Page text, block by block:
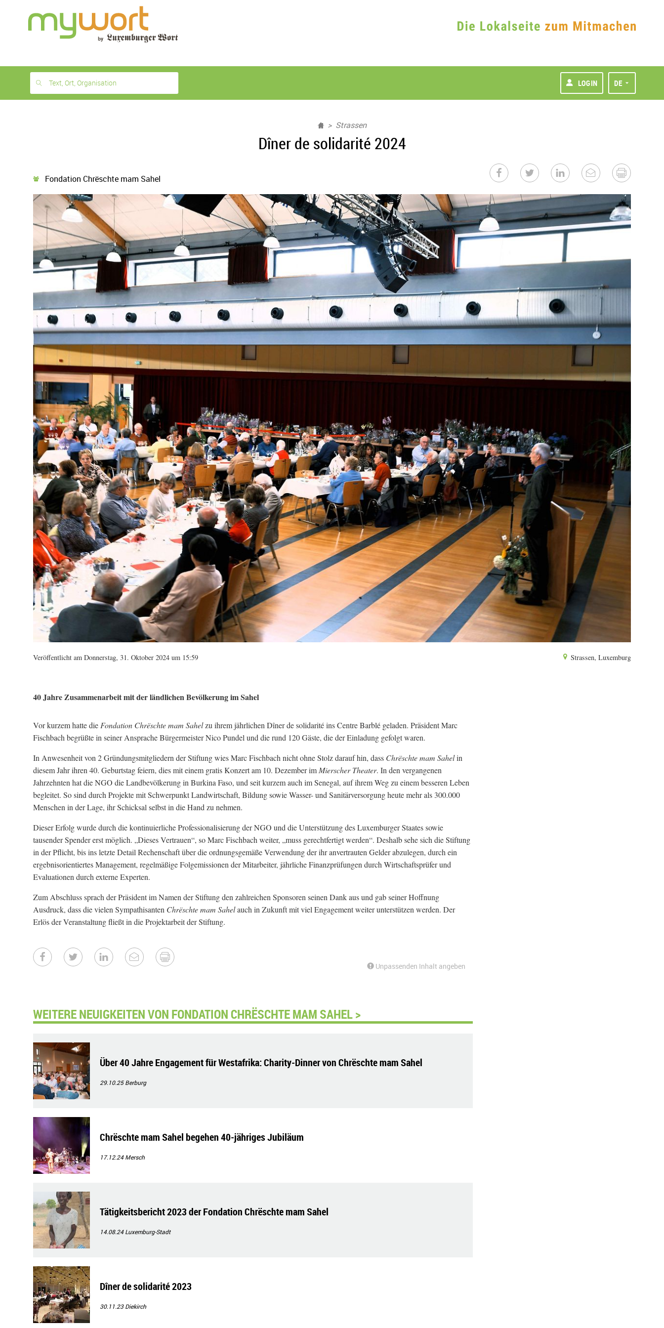
month
free
Text, Ort, Organisation LOGIN DE
Strassen
Dîner de solidarité 2024
Fondation Chrëschte mam Sahel
Veröffentlicht am Donnerstag, 31. Oktober 2024 um 15:59 Strassen, Luxemburg
40 Jahre Zusammenarbeit mit der ländlichen Bevölkerung im Sahel
Vor kurzem hatte die Fondation Chrëschte mam Sahelzu ihrem jährlichen Dîner de solidarité ins Centre Barblé geladen. Präsident Marc
Fischbach begrüßte in seiner Ansprache Bürgermeister Nico Pundel und die rund 120 Gäste, die der Einladung gefolgt waren.
In Anwesenheit von 2 Gründungsmitgliedern der Stiftung wies Marc Fischbach nicht ohne Stolz darauf hin, dass Chrëschte mam Sahelin
diesem Jahr ihren 40. Geburtstag feiern, dies mit einem gratis Konzert am 10. Dezember im Mierscher Theater. In den vergangenen
Jahrzehnten hat die NGO die Landbevölkerung in Burkina Faso, und seit kurzem auch im Senegal, auf ihrem Weg zu einem besseren Leben
begleitet. So sind durch Projekte mit Schwerpunkt Landwirtschaft, Bildung sowie Wasser- und Sanitärversorgung heute mehr als 300.000
Menschen in der Lage, ihr Schicksal selbst in die Hand zu nehmen.
Dieser Erfolg wurde durch die kontinuierliche Professionalisierung der NGO und die Unterstützung des Luxemburger Staates sowie
tausender Spender erst möglich. „Dieses Vertrauen“, so Marc Fischbach weiter, „muss gerechtfertigt werden“. Deshalb sehe sich die Stiftung
in der Pflicht, bis ins letzte Detail Rechenschaft über die ordnungsgemäße Verwendung der ihr anvertrauten Gelder abzulegen, durch ein
ergebnisorientiertes Management, regelmäßige Folgemissionen der Mitarbeiter, jährliche Finanzprüfungen durch Wirtschaftsprüfer und
Evaluationen durch externe Experten.
Zum Abschluss sprach der Präsident im Namen der Stiftung den zahlreichen Sponsoren seinen Dank aus und gab seiner Hoffnung
Ausdruck, dass die vielen Sympathisanten Chrëschte mam Sahelauch in Zukunft mit viel Engagement weiter unterstützen werden. Der
Erlös der Veranstaltung fließt in die Projektarbeit der Stiftung.
Unpassenden Inhalt angeben
WEITERE NEUIGKEITEN VON FONDATION CHRËSCHTE MAM SAHEL >
Über 40 Jahre Engagement für Westafrika: Charity-Dinner von Chrëschte mam Sahel
29.10.25Berburg
Chrëschte mam Sahel begehen 40-jähriges Jubiläum
17.12.24Mersch
Tätigkeitsbericht 2023 der Fondation Chrëschte mam Sahel
14.08.24Luxemburg-Stadt
Dîner de solidarité 2023
30.11.23Diekirch